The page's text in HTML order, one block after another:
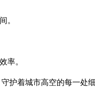
。
率。
护着城市高空的每一处